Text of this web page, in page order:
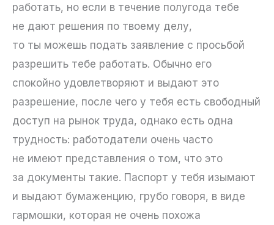
работать, но если в течение полугода тебе
не дают решения по твоему делу,
то ты можешь подать заявление с просьбой
разрешить тебе работать. Обычно его
спокойно удовлетворяют и выдают это
разрешение, после чего у тебя есть свободный
доступ на рынок труда, однако есть одна
трудность: работодатели очень часто
не имеют представления о том, что это
за документы такие. Паспорт у тебя изымают
и выдают бумаженцию, грубо говоря, в виде
гармошки, которая не очень похожа